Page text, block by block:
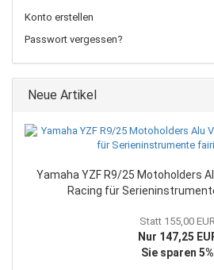
Konto erstellen
Passwort vergessen?
Neue Artikel
Yamaha YZF R9/25 Motoholders
Racing für
Statt 155,00 EUR
Nur 147,25
Sie sparen 5%